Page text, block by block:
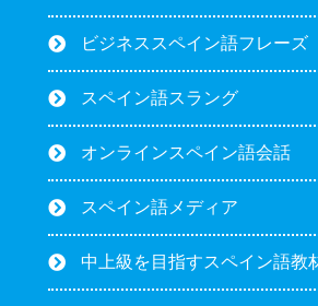
ビジネススペイン語フレーズ
スペイン語スラング
オンラインスペイン語会話
スペイン語メディア
中上級を目指すスペイン語教